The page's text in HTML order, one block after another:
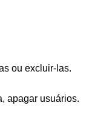
ou excluir-las.
apagar usuários.